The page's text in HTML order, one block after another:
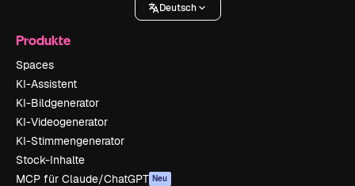
Deutsch
Produkte
Spaces
KI-Assistent
KI-Bildgenerator
KI-Videogenerator
KI-Stimmengenerator
Stock-Inhalte
MCP für Claude/ChatGPT Neu